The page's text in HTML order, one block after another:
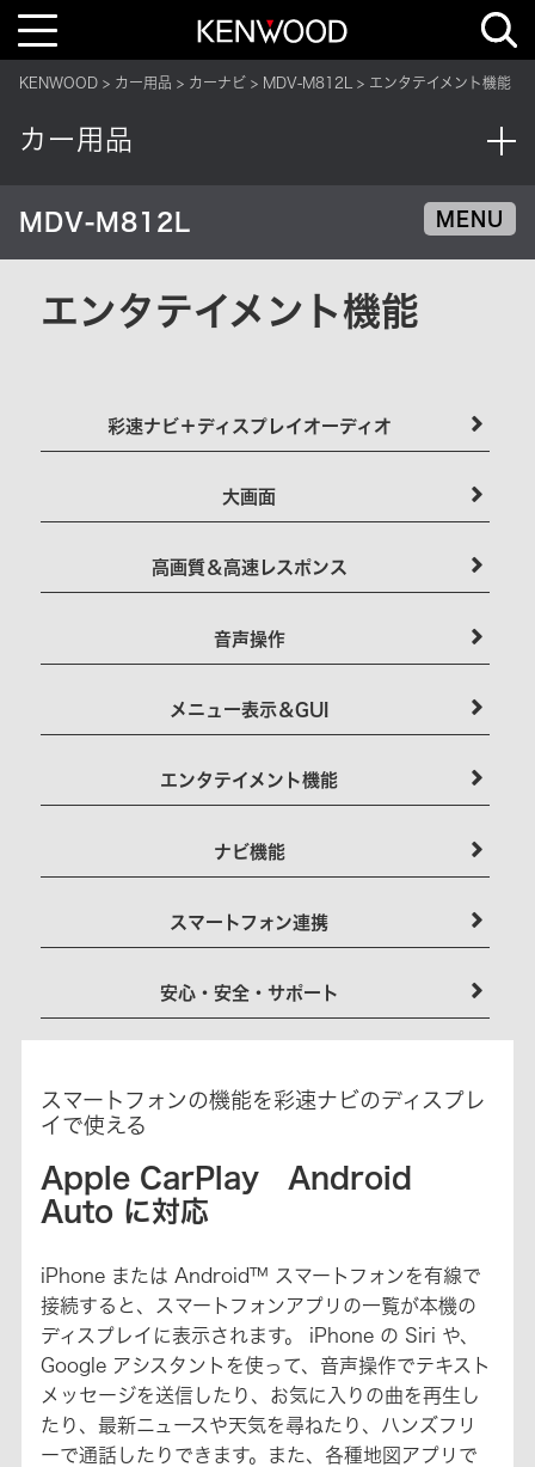
T
l
a
v
t
o
KENWOOD カー用品 カーナビ MDV-M812L エンタテイメント機能
カー用品
MDV-M812L MENU
エンタテイメント機能
彩速ナビ＋ディスプレイオーディオ
大画面
高画質＆高速レスポンス
音声操作
メニュー表示＆GUI
エンタテイメント機能
ナビ機能
スマートフォン連携
安心・安全・サポート
スマートフォンの機能を彩速ナビのディスプレ
イで使える
Apple CarPlay Android
Auto に対応
iPhone または Android™ スマートフォンを有線で
接続すると、スマートフォンアプリの一覧が本機の
ディスプレイに表示されます。 iPhone の Siri や、
Google アシスタントを使って、音声操作でテキスト
メッセージを送信したり、お気に入りの曲を再生し
たり、最新ニュースや天気を尋ねたり、ハンズフリ
ーで通話したりできます。また、各種地図アプリで